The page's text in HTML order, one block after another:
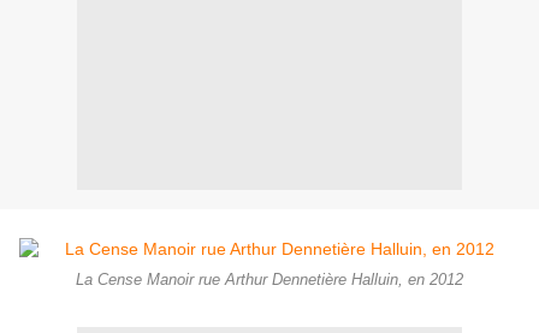
La Cense Manoir rue Arthur Dennetière Halluin, en 2012